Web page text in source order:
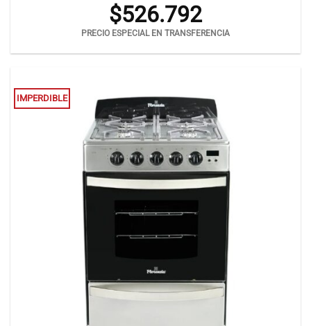
$526.792
PRECIO ESPECIAL EN TRANSFERENCIA
IMPERDIBLE